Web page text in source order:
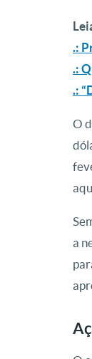
.:
.:
.:
O
a